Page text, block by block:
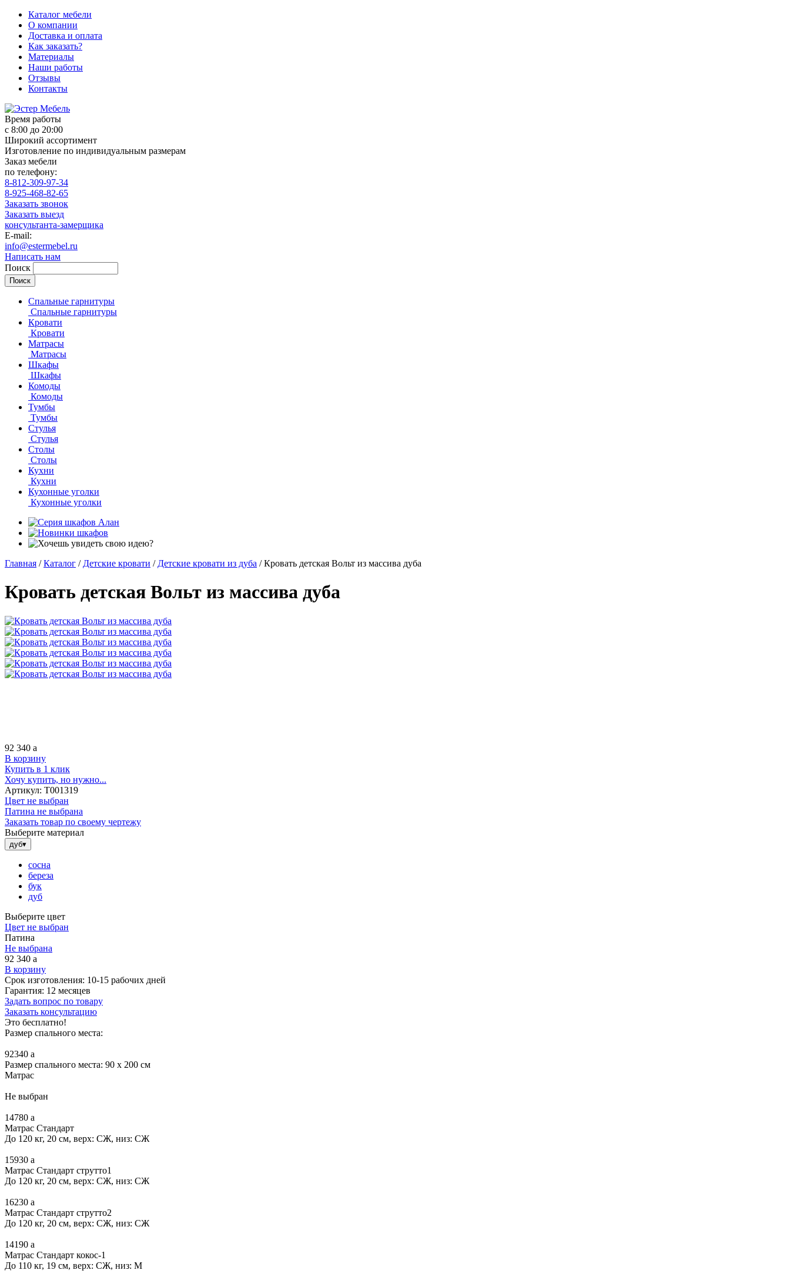
Каталог мебели
О компании
Доставка и оплата
Как заказать?
Материалы
Наши работы
Отзывы
Контакты
Время работы
с 8:00 до 20:00
Широкий ассортимент
Изготовление по индивидуальным размерам
Заказ мебели
по телефону:
8-812-309-97-34
8-925-468-82-65
Заказать звонок
Заказать выезд
консультанта-замерщика
E-mail:
info@estermebel.ru
Написать нам
Поиск
Спальные гарнитуры
Спальные гарнитуры
Кровати
Кровати
Матрасы
Матрасы
Шкафы
Шкафы
Комоды
Комоды
Тумбы
Тумбы
Стулья
Стулья
Столы
Столы
Кухни
Кухни
Кухонные уголки
Кухонные уголки
Главная / Каталог / Детские кровати / Детские кровати из дуба / Кровать детская Вольт из массива дуба
Кровать детская Вольт из массива дуба
92 340 a
В корзину
Купить в 1 клик
Хочу купить, но нужно...
Артикул: Т001319
Цвет не выбран
Патина не выбрана
Заказать товар по своему чертежу
Выберите материал
дуб▾
сосна
береза
бук
дуб
Выберите цвет
Цвет не выбран
Патина
Не выбрана
92 340 a
В корзину
Срок изготовления: 10-15 рабочих дней
Гарантия: 12 месяцев
Задать вопрос по товару
Заказать консультацию
Это бесплатно!
Размер спального места:
92340 a
Размер спального места: 90 x 200 см
Матрас
Не выбран
14780 a
Матрас Стандарт
До 120 кг, 20 см, верх: СЖ, низ: СЖ
15930 a
Матрас Стандарт струтто1
До 120 кг, 20 см, верх: СЖ, низ: СЖ
16230 a
Матрас Стандарт струтто2
До 120 кг, 20 см, верх: СЖ, низ: СЖ
14190 a
Матрас Стандарт кокос-1
До 110 кг, 19 см, верх: СЖ, низ: М